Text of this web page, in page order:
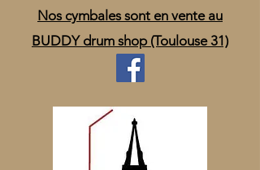
Nos cymbales sont en vente au
BUDDY drum shop (Toulouse 31)